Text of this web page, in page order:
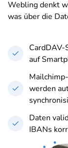
Webling denkt
was über die
auf
werden
Daten
IBANs